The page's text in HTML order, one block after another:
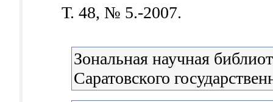
Т. 48, № 5.-2007.
Зональная научная
Саратовского